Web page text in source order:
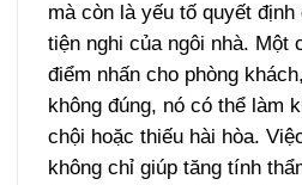
mà còn là yếu tố quyết
tiện nghi của ngôi nhà. Một
điểm nhấn cho phòng
không đúng, nó có thể làm
chội hoặc thiếu hài hòa.
không chỉ giúp tăng tính